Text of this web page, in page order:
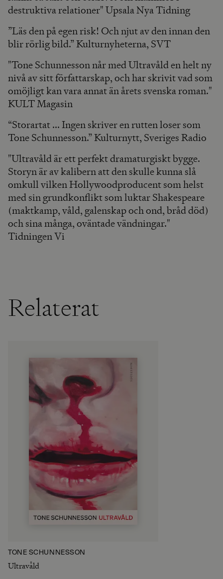
destruktiva relationer" Upsala Nya Tidning
”Läs den på egen risk! Och njut av den innan den
blir rörlig bild.” Kulturnyheterna, SVT
"Tone Schunnesson når med Ultravåld en helt ny
nivå av sitt författarskap, och har skrivit vad som
omöjligt kan vara annat än årets svenska roman."
KULT Magasin
“Storartat ... Ingen skriver en rutten loser som
Tone Schunnesson.” Kulturnytt, Sveriges Radio
"Ultravåld är ett perfekt dramaturgiskt bygge.
Storyn är av kalibern att den skulle kunna slå
omkull vilken Hollywoodproducent som helst
med sin grundkonflikt som luktar Shakespeare
(maktkamp, våld, galenskap och ond, bråd död)
och sina många, oväntade vändningar."
Tidningen Vi
Relaterat
TONE SCHUNNESSON
Ultravåld